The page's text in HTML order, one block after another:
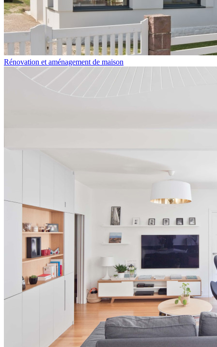
Rénovation et aménagement de maison